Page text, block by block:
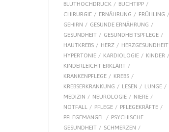
BLUTHOCHDRUCK
BUCHTIPP
CHIRURGIE
ERNÄHRUNG
FRÜHLING
GEHIRN
GESUNDE ERNÄHRUNG
GESUNDHEIT
GESUNDHEITSPFLEGE
HAUTKREBS
HERZ
HERZGESUNDHEIT
HYPERTONIE
KARDIOLOGIE
KINDER
KINDERLEICHT ERKLÄRT
KRANKENPFLEGE
KREBS
KREBSERKRANKUNG
LESEN
LUNGE
MEDIZIN
NEUROLOGIE
NIERE
NOTFALL
PFLEGE
PFLEGEKRÄFTE
PFLEGEMANGEL
PSYCHISCHE
GESUNDHEIT
SCHMERZEN